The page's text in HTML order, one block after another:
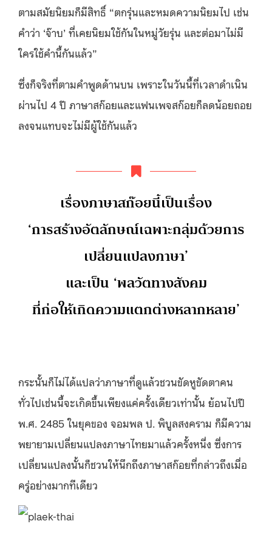
ตามสมัยนิยมก็มีสิทธิ์ “ตกรุ่นและหมดความนิยมไป เช่น
คำว่า ‘จ๊าบ’ ที่เคยนิยมใช้กันในหมู่วัยรุ่น และต่อมาไม่มี
ใครใช้คำนี้กันแล้ว”
ซึ่งก็จริงที่ตามคำพูดด้านบน เพราะในวันนี้ที่เวลาดำเนิน
ผ่านไป 4 ปี ภาษาสก๊อยและแฟนเพจสก๊อยก็ลดน้อยถอย
ลงจนแทบจะไม่มีผู้ใช้กันแล้ว
เรื่องภาษาสก๊อยนี้เป็นเรื่อง
‘การสร้างอัตลักษณ์เฉพาะกลุ่มด้วยการ
เปลี่ยนแปลงภาษา’
และเป็น ‘พลวัตทางสังคม
ที่ก่อให้เกิดความแตกต่างหลากหลาย’
กระนั้นก็ไม่ได้แปลว่าภาษาที่ดูแล้วชวนขัดหูขัดตาคน
ทั่วไปเช่นนี้จะเกิดขึ้นเพียงแค่ครั้งเดียวเท่านั้น ย้อนไปปี
พ.ศ. 2485 ในยุคของ จอมพล ป. พิบูลสงคราม ก็มีความ
พยายามเปลี่ยนแปลงภาษาไทยมาแล้วครั้งหนึ่ง ซึ่งการ
เปลี่ยนแปลงนั้นก็ชวนให้นึกถึงภาษาสก๊อยที่กล่าวถึงเมื่อ
ครู่อย่างมากทีเดียว